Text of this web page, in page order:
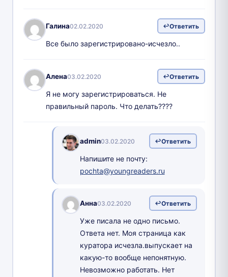
Галина02.02.2020 Ответить
Все было зарегистрировано-исчезло..
Алена03.02.2020 Ответить
Я не могу зарегистрироваться. Не
правильный пароль. Что делать????
admin03.02.2020 Ответить
Напишите не почту:
pochta@youngreaders.ru
Анна03.02.2020 Ответить
Уже писала не одно письмо.
Ответа нет. Моя страница как
куратора исчезла.выпускает на
какую-то вообще непонятную.
Невозможно работать. Нет